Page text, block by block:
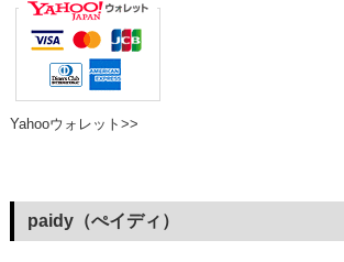
Yahooウォレット>>
paidy（ぺイディ）